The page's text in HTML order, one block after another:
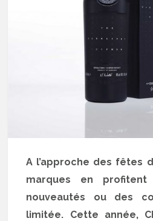
A l’approche des fêtes
marques en
nouveautés ou des
limitée. Cette année,